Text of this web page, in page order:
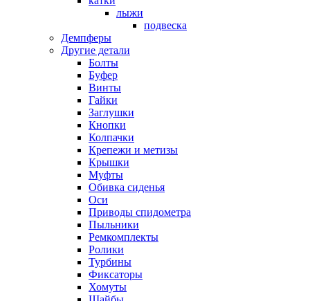
лыжи
подвеска
Демпферы
Другие детали
Болты
Буфер
Винты
Гайки
Заглушки
Кнопки
Колпачки
Крепежи и метизы
Крышки
Муфты
Обивка сиденья
Оси
Приводы спидометра
Пыльники
Ремкомплекты
Ролики
Турбины
Фиксаторы
Хомуты